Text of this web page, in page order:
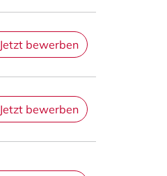
Jetzt bewerben
Jetzt bewerben